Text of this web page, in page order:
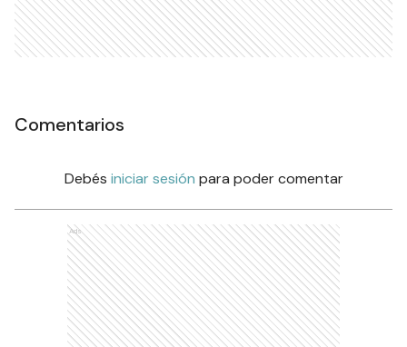
Comentarios
Debés iniciar sesión para poder comentar
Ads